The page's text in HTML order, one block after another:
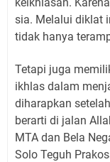
sia. Melalui diklat
tidak hanya
Tetapi juga
ikhlas dalam
diharapkan
berarti di jalan
MTA dan Bela
Solo Teguh